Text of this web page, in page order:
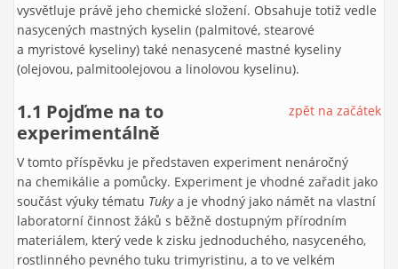
vysvětluje právě jeho chemické složení. Obsahuje totiž vedle
nasycených mastných kyselin (palmitové, stearové
a myristové kyseliny) také nenasycené mastné kyseliny
(olejovou, palmitoolejovou a linolovou kyselinu).
zpět na začátek
1.1 Pojďme na to
experimentálně
V tomto příspěvku je představen experiment nenáročný
na chemikálie a pomůcky. Experiment je vhodné zařadit jako
součást výuky tématu Tukya je vhodný jako námět na vlastní
laboratorní činnost žáků s běžně dostupným přírodním
materiálem, který vede k zisku jednoduchého, nasyceného,
rostlinného pevného tuku trimyristinu, a to ve velkém